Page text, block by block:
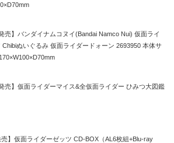
売】バンダイナムコヌイ(Bandai Namco Nui) 仮面ライ
Chibiぬいぐるみ 仮面ライダードォーン 2693950 本体サ
売】仮面ライダーマイス&全仮面ライダー ひみつ大図鑑
売】仮面ライダーゼッツ CD-BOX（AL6枚組+Blu-ray